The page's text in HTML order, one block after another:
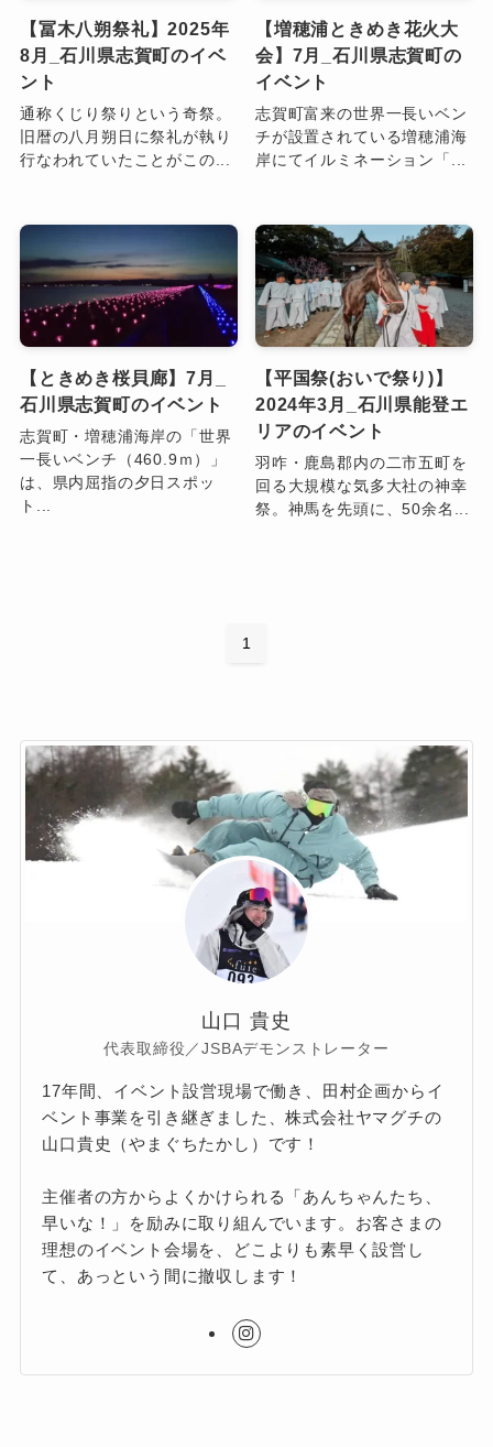
【冨木八朔祭礼】2025年
8月_石川県志賀町のイベ
ント
通称くじり祭りという奇祭。
旧暦の八月朔日に祭礼が執り
行なわれていたことがこの...
【増穂浦ときめき花火大
会】7月_石川県志賀町の
イベント
志賀町富来の世界一長いベン
チが設置されている増穂浦海
岸にてイルミネーション「...
【ときめき桜貝廊】7月_
石川県志賀町のイベント
志賀町・増穂浦海岸の「世界
一長いベンチ（460.9ｍ）」
は、県内屈指の夕日スポッ
ト...
【平国祭(おいで祭り)】
2024年3月_石川県能登エ
リアのイベント
羽咋・鹿島郡内の二市五町を
回る大規模な気多大社の神幸
祭。神馬を先頭に、50余名...
1
山口 貴史
代表取締役／JSBAデモンストレーター
17年間、イベント設営現場で働き、田村企画からイ
ベント事業を引き継ぎました、株式会社ヤマグチの
山口貴史（やまぐちたかし）です！
主催者の方からよくかけられる「あんちゃんたち、
早いな！」を励みに取り組んでいます。お客さまの
理想のイベント会場を、どこよりも素早く設営し
て、あっという間に撤収します！